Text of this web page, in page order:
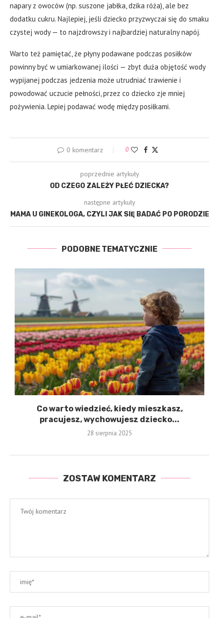
napary z owoców (np. suszone jabłka, dzika róża), ale bez
dodatku cukru. Najlepiej, jeśli dziecko przyzwyczai się do smaku
czystej wody — to najzdrowszy i najbardziej naturalny napój.
Warto też pamiętać, że płyny podawane podczas posiłków
powinny być w umiarkowanej ilości — zbyt duża objętość wody
wypijanej podczas jedzenia może utrudniać trawienie i
powodować uczucie pełności, przez co dziecko zje mniej
pożywienia. Lepiej podawać wodę między posiłkami.
0 komentarz 0
poprzednie artykuły
OD CZEGO ZALEŻY PŁEĆ DZIECKA?
następne artykuły
MAMA U GINEKOLOGA, CZYLI JAK SIĘ BADAĆ PO PORODZIE
PODOBNE TEMATYCZNIE
Co warto wiedzieć, kiedy mieszkasz,
pracujesz, wychowujesz dziecko...
28 sierpnia 2025
ZOSTAW KOMENTARZ